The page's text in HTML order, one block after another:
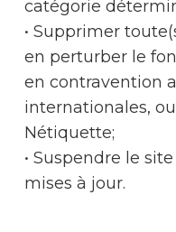
catégorie
• Supprimer
en perturber le
en contravention
internationales,
Nétiquette;
• Suspendre le
mises à jour.